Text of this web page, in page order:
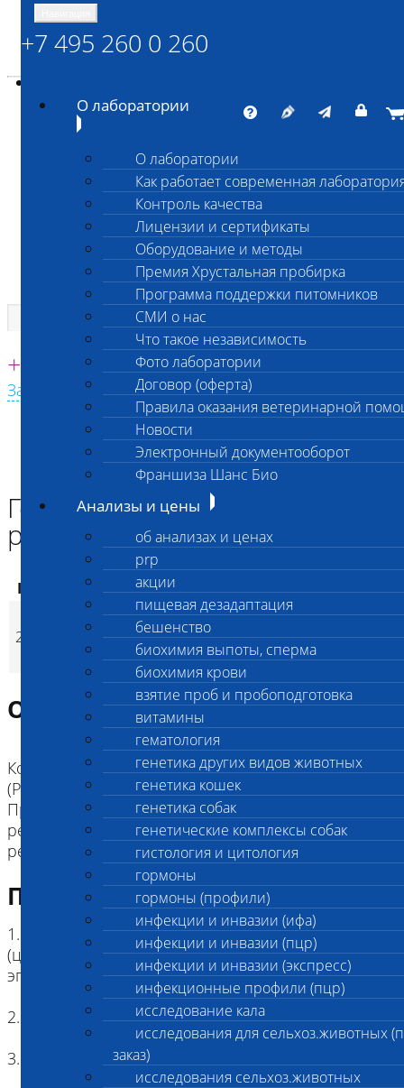
ШАНС БИО
Независимая ветеринарная лаборатория
Единая круглосуточная справочная
+7 495 260 0 260
Заказать звонок с сайта
+7 495 260 0 260
О лаборатории
О лаборатории
Как работает современная
Контроль качества
Лицензии и сертификаты
Оборудование и методы
Премия Хрустальная пробирка
Программа поддержки питомников
СМИ о нас
Что такое независимость
Фото лаборатории
Договор (оферта)
Правила оказания ветеринарной
Новости
Электронный документооборот
Франшиза Шанс Био
Анализы и цены
об анализах и ценах
prp
акции
пищевая дезадаптация
бешенство
биохимия выпоты, сперма
биохимия крови
взятие проб и пробоподготовка
витамины
гематология
генетика других видов животных
генетика кошек
генетика собак
генетические комплексы собак
гистология и цитология
гормоны
гормоны (профили)
инфекции и инвазии (ифа)
инфекции и инвазии (пцр)
инфекции и инвазии (экспресс)
инфекционные профили (пцр)
исследование кала
исследования для сельхоз.животных
заказ)
исследования сельхоз.животных
Главная страница
Анализы и цены
ГЕНЕТИЧЕСКИЕ КОМПЛЕКСЫ СОБАК
Генетический комплекс голден ретривер малый
Генетический комплекс голден
ретривер малый
Код Наименование услуг Цена, руб.
2401
Генетический
комплекс голден
ретривер малый
7 250p (Время
Описание исследования
Коды: 2855 Прогрессирующая атрофия сетчатки
(PRA) голден-ретриверов GR-PRA1, 2905
Прогрессирующая атрофия сетчатки голден
ретриверов GR-PRA2, 2885 Ихтиоз голден
ретриверов (ICT-A)
Подготовка к исследованию
1. Кровь (2 мл) в пробирке с антикоагулянтом.
(цитрат натрия, К3ЭДТА, К2ЭДТА) , буккальный
эпителий
2. Копия родословной
3. Наличие клейма или чипа